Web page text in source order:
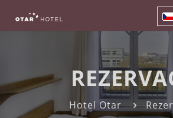
Hotel Otar